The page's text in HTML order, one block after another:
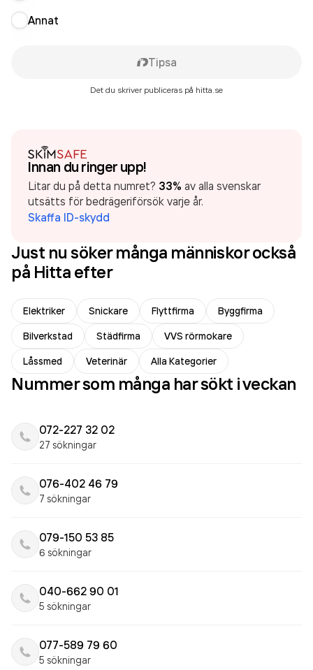
Annat
Tipsa
Det du skriver publiceras på hitta.se
Innan du ringer upp!
Litar du på detta numret? 33% av alla svenskar
utsätts för bedrägeriförsök varje år.
Skaffa ID-skydd
Just nu söker många människor också
på Hitta efter
Elektriker Snickare Flyttfirma
Byggfirma
Bilverkstad
Städfirma
VVS rörmokare
Låssmed
Veterinär Alla Kategorier
Nummer som många har sökt i veckan
072-227 32 02
27 sökningar
076-402 46 79
7 sökningar
079-150 53 85
6 sökningar
040-662 90 01
5 sökningar
077-589 79 60
5 sökningar